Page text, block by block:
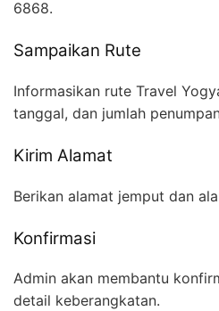
6868.
Sampaikan Rute
Informasikan rute Travel
tanggal, dan jumlah
Kirim Alamat
Berikan alamat jemput dan
Konfirmasi
Admin akan membantu
detail keberangkatan.